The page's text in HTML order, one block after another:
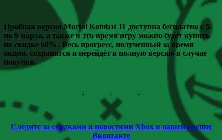
Пробная версия Mortal Kombat 11 доступна бесплатно с 5
по 9 марта, а также в это время игру можно будет купить
по скидке 60% . Весь прогресс, полученный за время
акции, сохранится и перейдёт в полную версию в случае
покупки.
Следите за скидками и новостями Xbox в нашей группе
Вконтакте